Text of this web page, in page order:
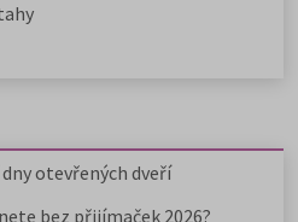
otevřených dveří
bez přijímaček 2026?